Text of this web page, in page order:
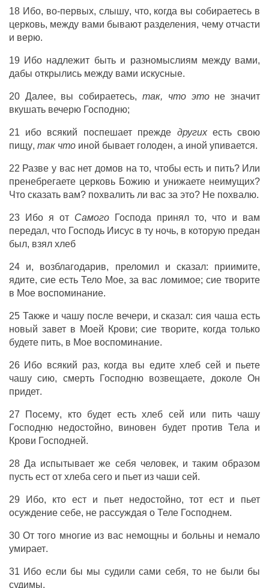
18 Ибо, во-первых, слышу, что, когда вы собираетесь в
церковь, между вами бывают разделения, чему отчасти
и верю.
19 Ибо надлежит быть и разномыслиям между вами,
дабы открылись между вами искусные.
20 Далее, высобираетесь,так, что это не значит
вкушать вечерю Господню;
21 ибо всякий поспешает прежде других есть свою
пищу, так что иной бывает голоден, а иной упивается.
22 Разве у вас нет домов на то, чтобыесть и пить? Или
пренебрегаете церковь Божию и унижаете неимущих?
Что сказать вам? похвалитьли вас за это? Не похвалю.
23 Ибо я от Самого Господа принял то, что и
вам
передал, что Господь Иисусвту ночь, в которую предан
был, взял хлеб
24 и, возблагодарив, преломил и сказал: приимите,
ядите, сие есть Тело Мое,за вас ломимое;сие творите
в Мое воспоминание.
25 Также и чашу после вечери, исказал:сия чаша есть
новый завет в Моей Крови;сие творите, когда только
будете пить, в Мое воспоминание.
26 Ибо всякий раз, когда вы едите хлеб сей и пьете
чашу сию, смерть Господню возвещаете, доколе Он
придет.
27 Посему, кто будет есть хлеб сей или пить чашу
Господню
недостойно, виновен будетпротивТела
и
Крови Господней.
28 Да испытывает же себя человек, и таким образом
пусть ест от хлеба сего и пьет из чаши сей.
29 Ибо, кто ест и пьет недостойно, тотест и
пьет
осуждение себе, не рассуждая о Теле Господнем.
30 Оттого многие из вас немощны и больны и немало
умирает.
31 Ибо если бы мы судили сами себя, то не были бы
судимы.